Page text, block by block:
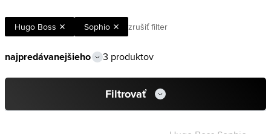
Hugo Boss Sophio zrušiť filter
3 produktov
Filtrovať